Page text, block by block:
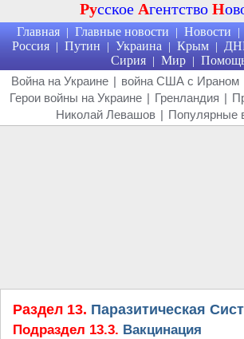
Русское Агентство Н
Главная | Главные новости | Новости |
Россия | Путин | Украина | Крым |
Сирия | Мир |
Война на Украине | война США с Ираном
Герои войны на Украине | Гренландия |
Николай Левашов | Популярные
Раздел 13. Паразитическая
Подраздел 13.3. Вакцинация